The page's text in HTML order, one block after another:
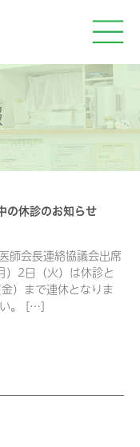
の休診のお知らせ
師会長連絡協議会出席
2日（火）は休診と
）まで連休となりま
い。 […]